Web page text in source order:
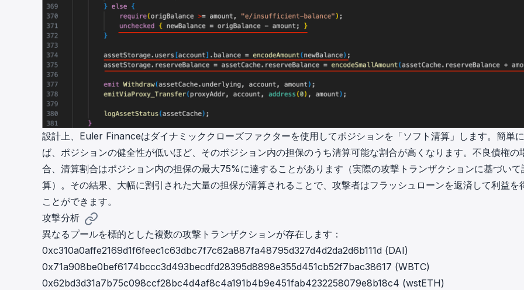
設計上、Euler Financeはダイナミッククローズファクターを使用してポジションを「ソフト清算」します。簡単に
ば、ポジションの健全性が低いほど、そのポジション内の担保のうち清算可能な割合が高くなります。不良債権の
合、清算割合はポジション内の担保の最大75%に達することがあります（実際の攻撃トランザクションに基づいて
算）。その結果、大幅に割引された大量の担保が清算されることで、攻撃者はフラッシュローンを返済して利益を
ことができます。
攻撃分析
異なるプールを標的とした複数の攻撃トランザクションが存在します：
0xc310a0affe2169d1f6feec1c63dbc7f7c62a887fa48795d327d4d2da2d6b111d (DAI)
0x71a908be0bef6174bccc3d493becdfd28395d8898e355d451cb52f7bac38617 (WBTC)
0x62bd3d31a7b75c098ccf28bc4d4af8c4a191b4b9e451fab4232258079e8b18c4 (wstETH)